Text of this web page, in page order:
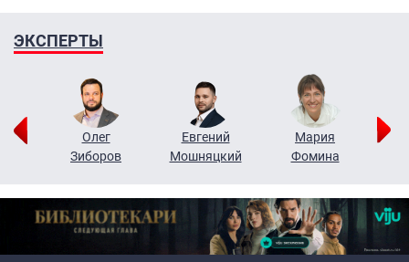
ЭКСПЕРТЫ
Олег
Зиборов
Евгений
Мошняцкий
Мария
Фомина